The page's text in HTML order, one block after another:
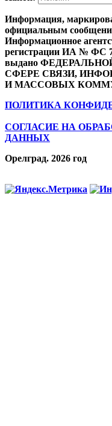
Информация,
официальным
Информационное
регистрации ИА № ФС
выдано
СФЕРЕ СВЯЗИ,
И МАССОВЫХ
ПОЛИТИКА
СОГЛАСИЕ НА
ДАННЫХ
Орелград. 2026 год